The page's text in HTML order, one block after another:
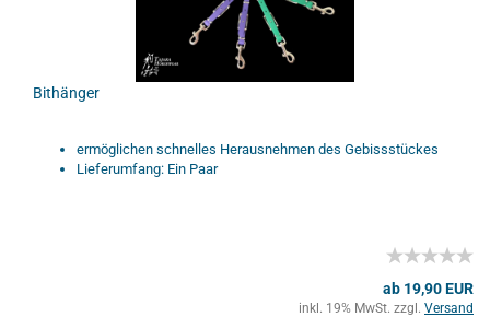
Bithänger
ermöglichen schnelles Herausnehmen des Gebissstückes
Lieferumfang: Ein Paar
ab 19,90 EUR
inkl. 19% MwSt. zzgl. Versand